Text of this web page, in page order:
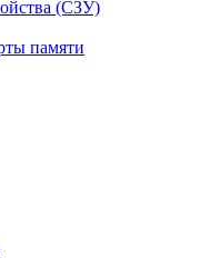
(СЗУ)
памяти